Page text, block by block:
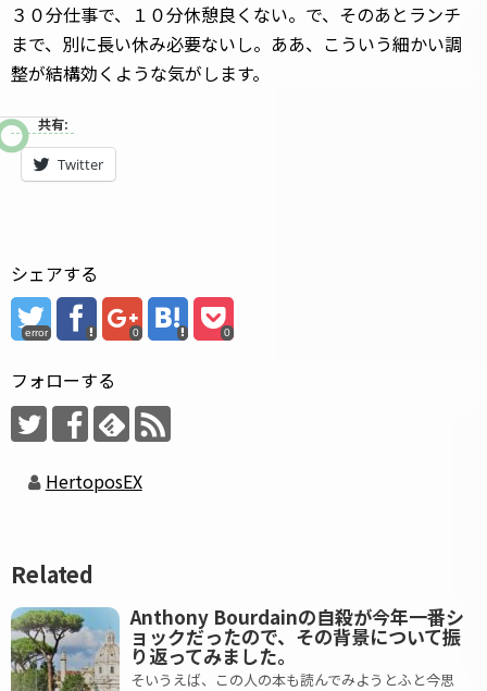
３０分仕事で、１０分休憩良くない。で、そのあとランチ
まで、別に長い休み必要ないし。ああ、こういう細かい調
整が結構効くような気がします。
共有:
Twitter
シェアする
error 0 0
フォローする
HertoposEX
Related
Anthony Bourdainの自殺が今年一番シ
ョックだったので、その背景について振
り返ってみました。
そいうえば、この人の本も読んでみようとふと今思